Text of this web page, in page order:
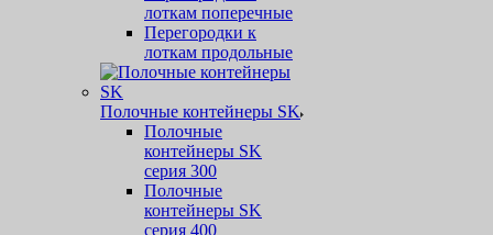
лоткам поперечные
Перегородки к
лоткам продольные
Полочные контейнеры SK
Полочные
контейнеры SK
серия 300
Полочные
контейнеры SK
серия 400